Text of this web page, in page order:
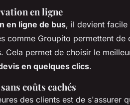
en ligne
en ligne de bus, il devient
comme Groupito permettent de
Cela permet de choisir le
en quelques clics.
coûts cachés
des clients est de s'assurer